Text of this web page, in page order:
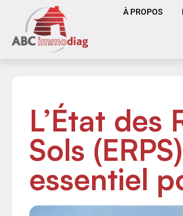
À PROPOS
L’État des
Sols
essentiel
10